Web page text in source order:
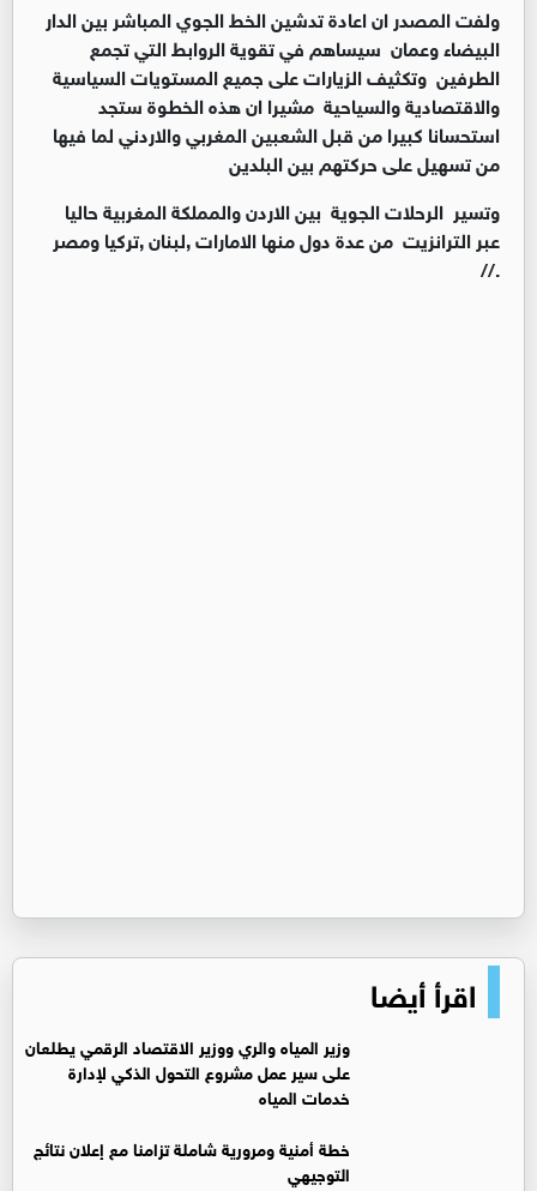
ولفت المصدر ان اعادة تدشين الخط الجوي المباشر بين الدار
البيضاء وعمان سيساهم في تقوية الروابط التي تجمع
الطرفين وتكثيف الزيارات على جميع المستويات السياسية
والاقتصادية والسياحية مشيرا ان هذه الخطوة ستجد
استحسانا كبيرا من قبل الشعبين المغربي والاردني لما فيها
من تسهيل على حركتهم بين البلدين
وتسير الرحلات الجوية بين الاردن والمملكة المغربية حاليا
عبر الترانزيت من عدة دول منها الامارات ,لبنان ,تركيا ومصر
.//
اقرأ أيضا
وزير المياه والري ووزير الاقتصاد الرقمي يطلعان
على سير عمل مشروع التحول الذكي لإدارة
خدمات المياه
خطة أمنية ومرورية شاملة تزامنا مع إعلان نتائج
التوجيهي